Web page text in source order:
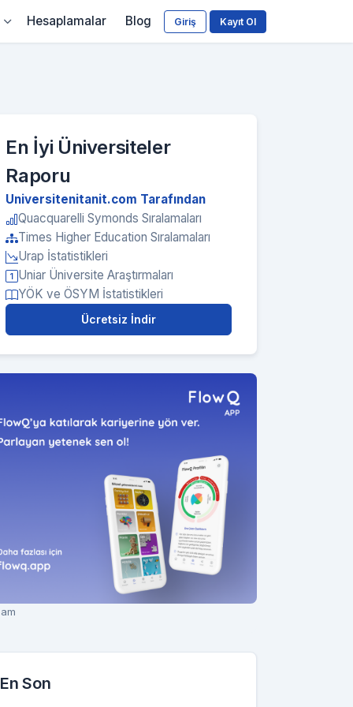
Giriş Kayıt Ol
Hesaplamalar Blog
En İyi Üniversiteler
Raporu
Universitenitanit.com Tarafından
Quacquarelli Symonds Sıralamaları
Times Higher Education Sıralamaları
Urap İstatistikleri
Uniar Üniversite Araştırmaları
YÖK ve ÖSYM İstatistikleri
Ücretsiz İndir
En Son